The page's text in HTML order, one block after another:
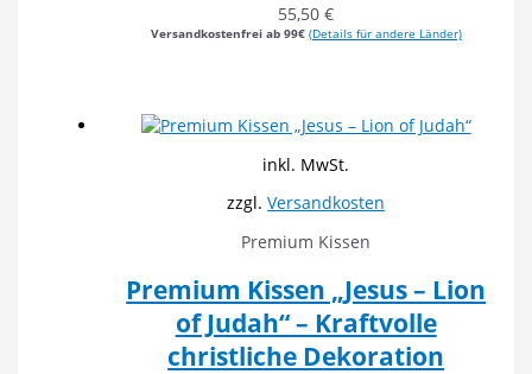
55,50€
Versandkostenfrei ab 99€ (Details für andere Länder)
inkl. MwSt.
zzgl.Versandkosten
Premium Kissen
Premium Kissen „Jesus – Lion
of Judah“ – Kraftvolle
christliche Dekoration